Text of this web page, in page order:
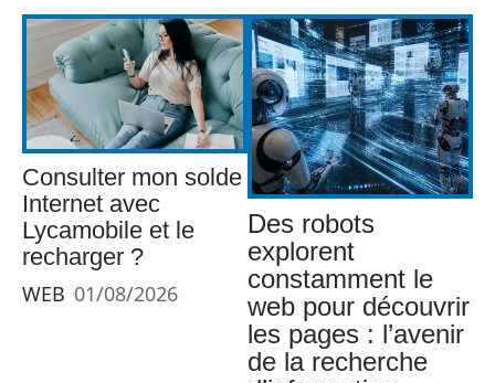
Consulter mon solde
Internet avec
Lycamobile et le
recharger ?
WEB 01/08/2026
Des robots
explorent
constamment le
web pour découvrir
les pages : l’avenir
de la recherche